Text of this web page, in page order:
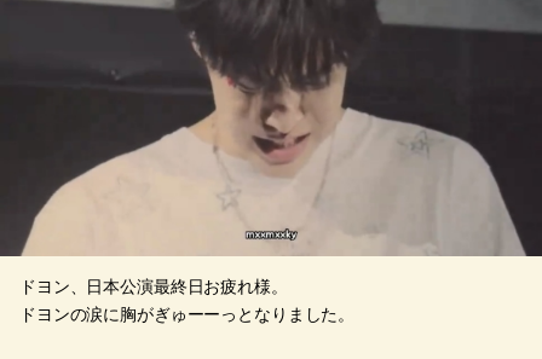
ドヨン、日本公演最終日お疲れ様。
ドヨンの涙に胸がぎゅーーっとなりました。